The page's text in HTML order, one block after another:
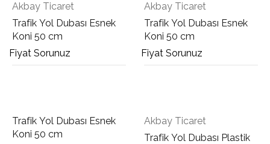
Akbay Ticaret
Trafik Yol Dubası Esnek
Koni 50 cm
Fiyat Sorunuz
Akbay Ticaret
Trafik Yol Dubası Esnek
Koni 50 cm
Fiyat Sorunuz
Trafik Yol Dubası Esnek
Koni 50 cm
Akbay Ticaret
Trafik Yol Dubası Plastik